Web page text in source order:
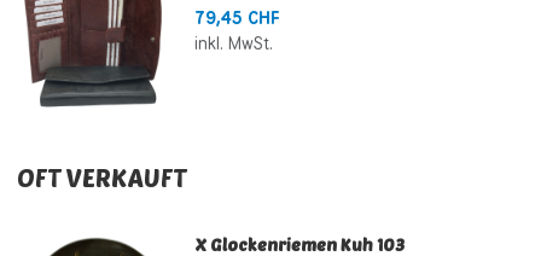
79,45 CHF
inkl. MwSt.
OFT VERKAUFT
X Glockenriemen Kuh 103